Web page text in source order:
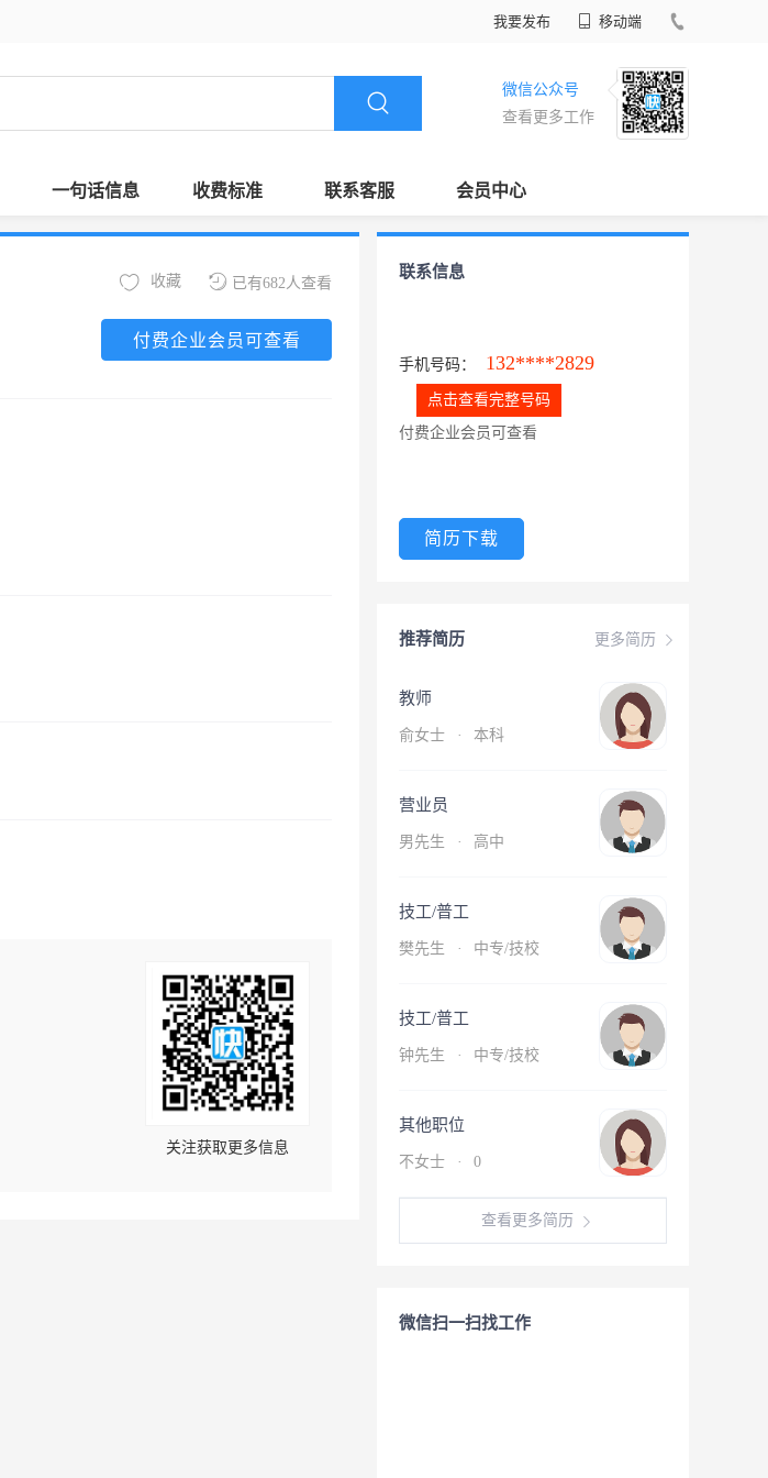
我要发布 移动端
微信公众号
查看更多工作
一句话信息 收费标准 联系客服 会员中心
已有682人查看
收藏
付费企业会员可查看
关注获取更多信息
联系信息
手机号码： 132****2829
点击查看完整号码
付费企业会员可查看
简历下载
更多简历
推荐简历
教师
俞女士 · 本科
营业员
男先生 · 高中
技工/普工
樊先生 · 中专/技校
技工/普工
钟先生 · 中专/技校
其他职位
不女士 · 0
查看更多简历
微信扫一扫找工作